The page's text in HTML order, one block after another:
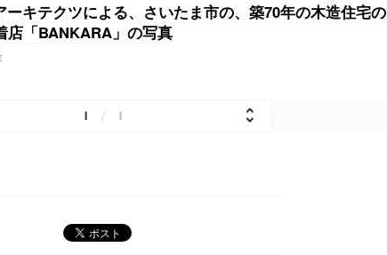
ーキテクツによる、さいたま市の、築70年の木造住宅の
店「BANKARA」の写真
1 / 1